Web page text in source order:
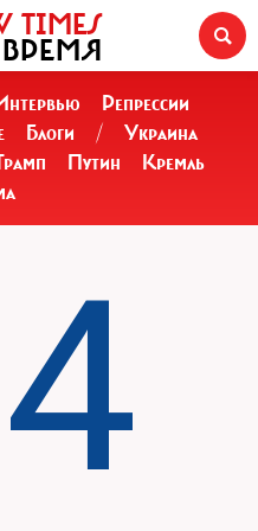
TIMES
Репрессии
Блоги /
Украина
Путин
Кремль